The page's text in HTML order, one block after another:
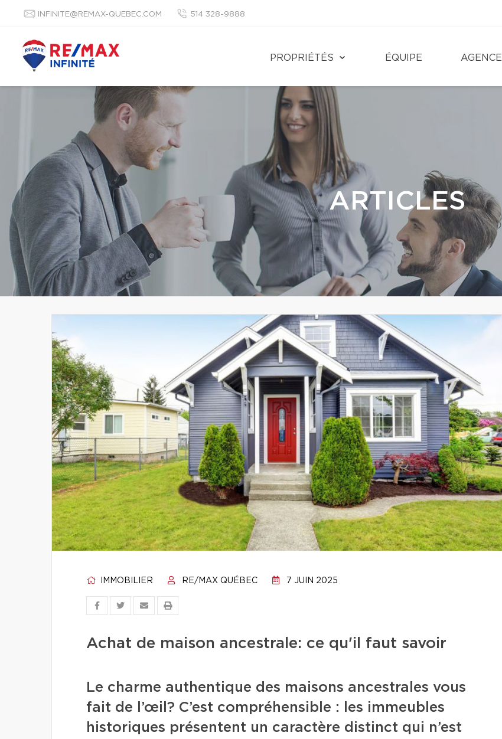
INFINITE@REMAX-QUEBEC.COM 514 328-9888
PROPRIÉTÉS ÉQUIPE AGENCE
ARTICLES
IMMOBILIER RE/MAX QUÉBEC 7 JUIN 2025
Achat de maison ancestrale: ce qu'il faut savoir
Le charme authentique des maisons ancestrales vous
fait de l’œil? C’est compréhensible : les immeubles
historiques présentent un caractère distinct qui n’est